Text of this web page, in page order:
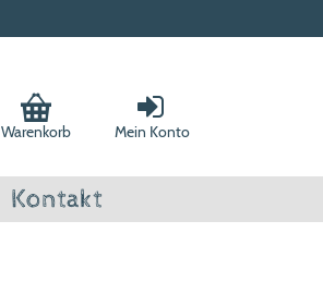
Warenkorb Mein Konto
Kontakt